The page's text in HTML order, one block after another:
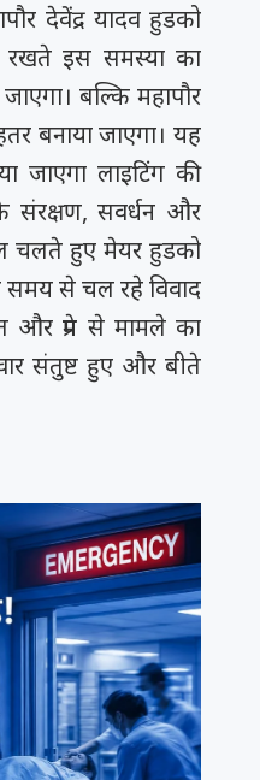
देवेंद्र यादव हुडको
इस समस्या का
बल्कि महापौर
बनाया जाएगा। यह
जाएगा लाइटिंग की
संरक्षण, सवर्धन और
चलते हुए मेयर हुडको
से चल रहे विवाद
और प्रेम से मामले का
संतुष्ट हुए और बीते